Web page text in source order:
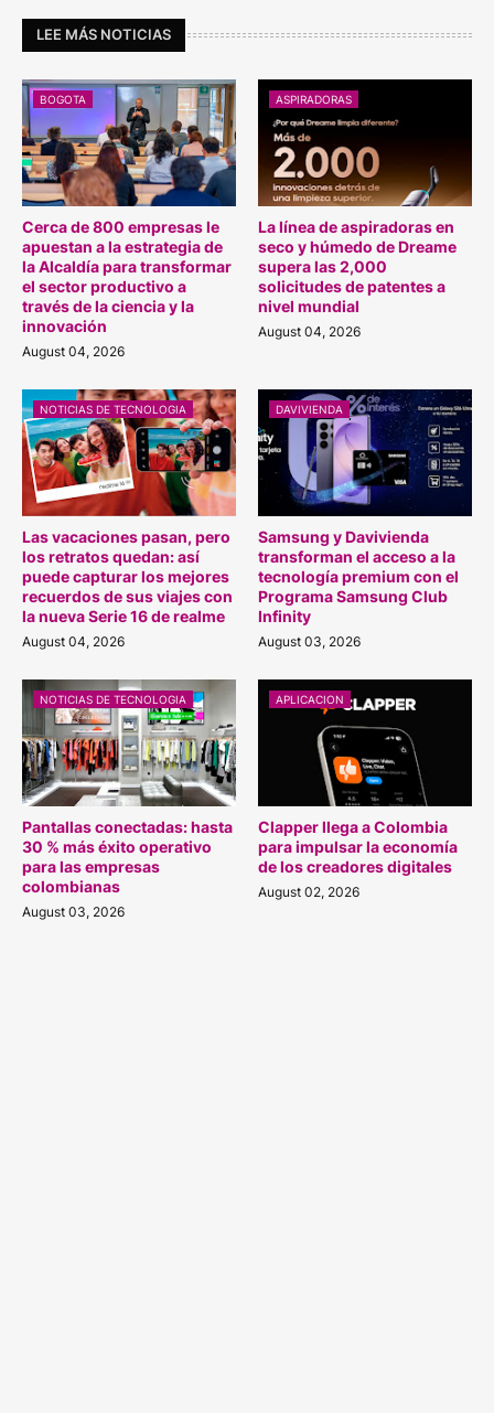
LEE MÁS NOTICIAS
BOGOTA
Cerca de 800 empresas le
apuestan a la estrategia de
la Alcaldía para transformar
el sector productivo a
través de la ciencia y la
innovación
August 04, 2026
ASPIRADORAS
La línea de aspiradoras en
seco y húmedo de Dreame
supera las 2,000
solicitudes de patentes a
nivel mundial
August 04, 2026
NOTICIAS DE TECNOLOGIA
Las vacaciones pasan, pero
los retratos quedan: así
puede capturar los mejores
recuerdos de sus viajes con
la nueva Serie 16 de realme
August 04, 2026
DAVIVIENDA
Samsung y Davivienda
transforman el acceso a la
tecnología premium con el
Programa Samsung Club
Infinity
August 03, 2026
NOTICIAS DE TECNOLOGIA
Pantallas conectadas: hasta
30 % más éxito operativo
para las empresas
colombianas
August 03, 2026
APLICACION
Clapper llega a Colombia
para impulsar la economía
de los creadores digitales
August 02, 2026